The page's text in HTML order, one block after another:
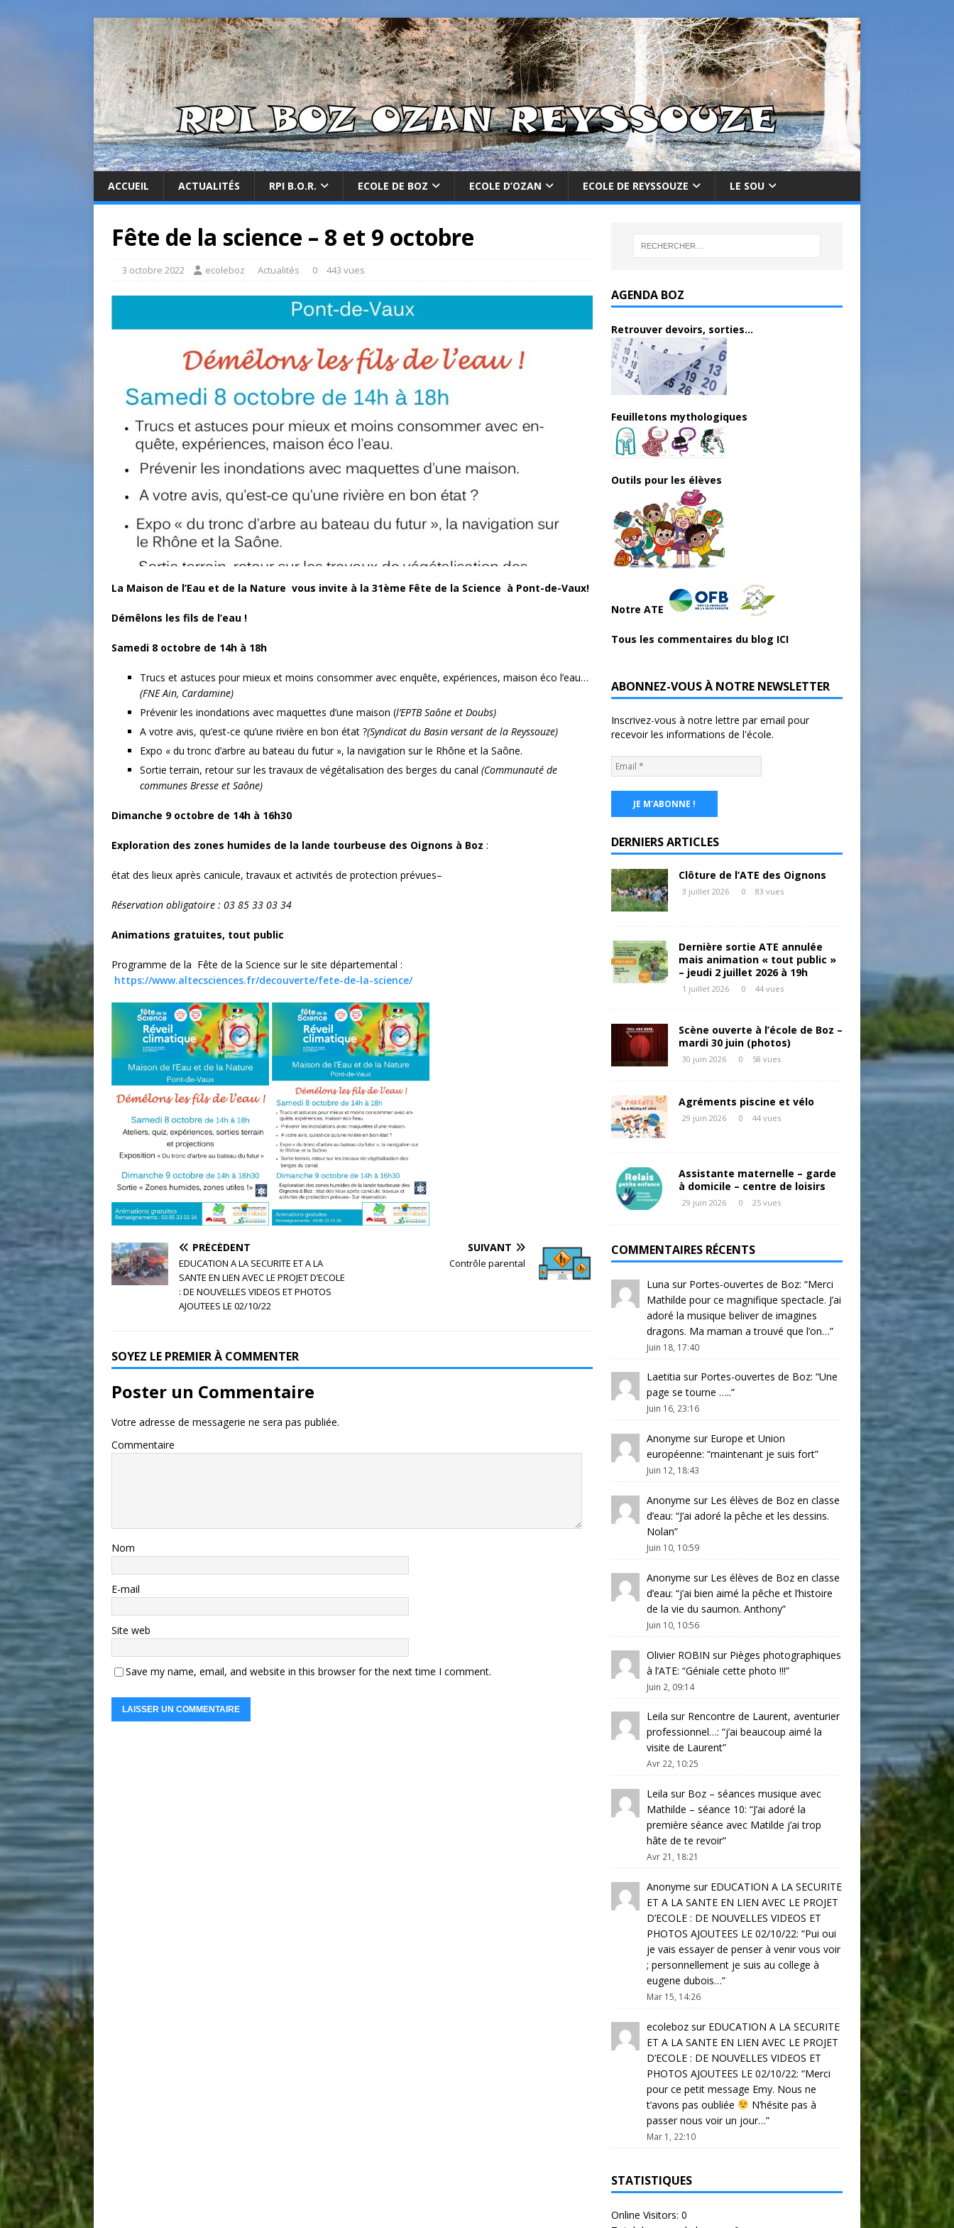
ACCUEIL ACTUALITÉS RPI B.O.R. ECOLE DE BOZ ECOLE D’OZAN ECOLE DE REYSSOUZE LE SOU
Fête de la science – 8 et 9 octobre
3 octobre 2022 ecoleboz Actualités 0 443 vues
La Maison de l’Eau et de la Nature vous invite à la 31ème Fête de la Science à Pont-de-Vaux!
Démêlons les fils de l’eau !
Samedi 8 octobre de 14h à 18h
Trucs et astuces pour mieux et moins consommer avec enquête, expériences, maison éco l’eau…
(FNE Ain, Cardamine)
Prévenir les inondations avec maquettes d’une maison (l’EPTB Saône et Doubs)
A votre avis, qu’est-ce qu’une rivière en bon état ?(Syndicat du Basin versant de la Reyssouze)
Expo « du tronc d’arbre au bateau du futur », la navigation sur le Rhône et la Saône.
Sortie terrain, retour sur les travaux de végétalisation des berges du canal (Communauté de
communes Bresse et Saône)
Dimanche 9 octobre de 14h à 16h30
Exploration des zones humides de la lande tourbeuse des Oignons à Boz :
état des lieux après canicule, travaux et activités de protection prévues–
Réservation obligatoire : 03 85 33 03 34
Animations gratuites, tout public
Programme de la Fête de la Science sur le site départemental :
https://www.altecsciences.fr/decouverte/fete-de-la-science/
PRÉCÉDENT
EDUCATION A LA SECURITE ET A LA
SANTE EN LIEN AVEC LE PROJET D’ECOLE
: DE NOUVELLES VIDEOS ET PHOTOS
AJOUTEES LE 02/10/22
SUIVANT
Contrôle parental
SOYEZ LE PREMIER À COMMENTER
Poster un Commentaire
Votre adresse de messagerie ne sera pas publiée.
Commentaire
Nom
E-mail
Site web
Save my name, email, and website in this browser for the next time I comment.
AGENDA BOZ
Retrouver devoirs, sorties...
Feuilletons mythologiques
Outils pour les élèves
Notre ATE
Tous les commentaires du blog ICI
ABONNEZ-VOUS À NOTRE NEWSLETTER
Inscrivez-vous à notre lettre par email pour
recevoir les informations de l'école.
DERNIERS ARTICLES
Clôture de l’ATE des Oignons
3 juillet 2026 0 83 vues
Dernière sortie ATE annulée
mais animation « tout public »
– jeudi 2 juillet 2026 à 19h
1 juillet 2026 0 44 vues
Scène ouverte à l’école de Boz –
mardi 30 juin (photos)
30 juin 2026 0 58 vues
Agréments piscine et vélo
29 juin 2026 0 44 vues
Assistante maternelle – garde
à domicile – centre de loisirs
29 juin 2026 0 25 vues
COMMENTAIRES RÉCENTS
Luna sur Portes-ouvertes de Boz: “Merci
Mathilde pour ce magnifique spectacle. J’ai
adoré la musique beliver de imagines
dragons. Ma maman a trouvé que l’on…”
Juin 18, 17:40
Laetitia sur Portes-ouvertes de Boz: “Une
page se tourne …..”
Juin 16, 23:16
Anonyme sur Europe et Union
européenne: “maintenant je suis fort”
Juin 12, 18:43
Anonyme sur Les élèves de Boz en classe
d’eau: “J’ai adoré la pêche et les dessins.
Nolan”
Juin 10, 10:59
Anonyme sur Les élèves de Boz en classe
d’eau: “j’ai bien aimé la pêche et l’histoire
de la vie du saumon. Anthony”
Juin 10, 10:56
Olivier ROBIN sur Pièges photographiques
à l’ATE: “Géniale cette photo !!!”
Juin 2, 09:14
Leila sur Rencontre de Laurent, aventurier
professionnel…: “j’ai beaucoup aimé la
visite de Laurent”
Avr 22, 10:25
Leila sur Boz – séances musique avec
Mathilde – séance 10: “J’ai adoré la
première séance avec Matilde j’ai trop
hâte de te revoir”
Avr 21, 18:21
Anonyme sur EDUCATION A LA SECURITE
ET A LA SANTE EN LIEN AVEC LE PROJET
D’ECOLE : DE NOUVELLES VIDEOS ET
PHOTOS AJOUTEES LE 02/10/22: “Pui oui
je vais essayer de penser à venir vous voir
; personnellement je suis au college à
eugene dubois…”
Mar 15, 14:26
ecolebozsur EDUCATION A LA SECURITE
ET A LA SANTE EN LIEN AVEC LE PROJET
D’ECOLE : DE NOUVELLES VIDEOS ET
PHOTOS AJOUTEES LE 02/10/22: “Merci
pour ce petit message Emy. Nous ne
t’avons pas oubliée
N’hésite pas à
passer nous voir un jour…”
Mar 1, 22:10
STATISTIQUES
Online Visitors: 0